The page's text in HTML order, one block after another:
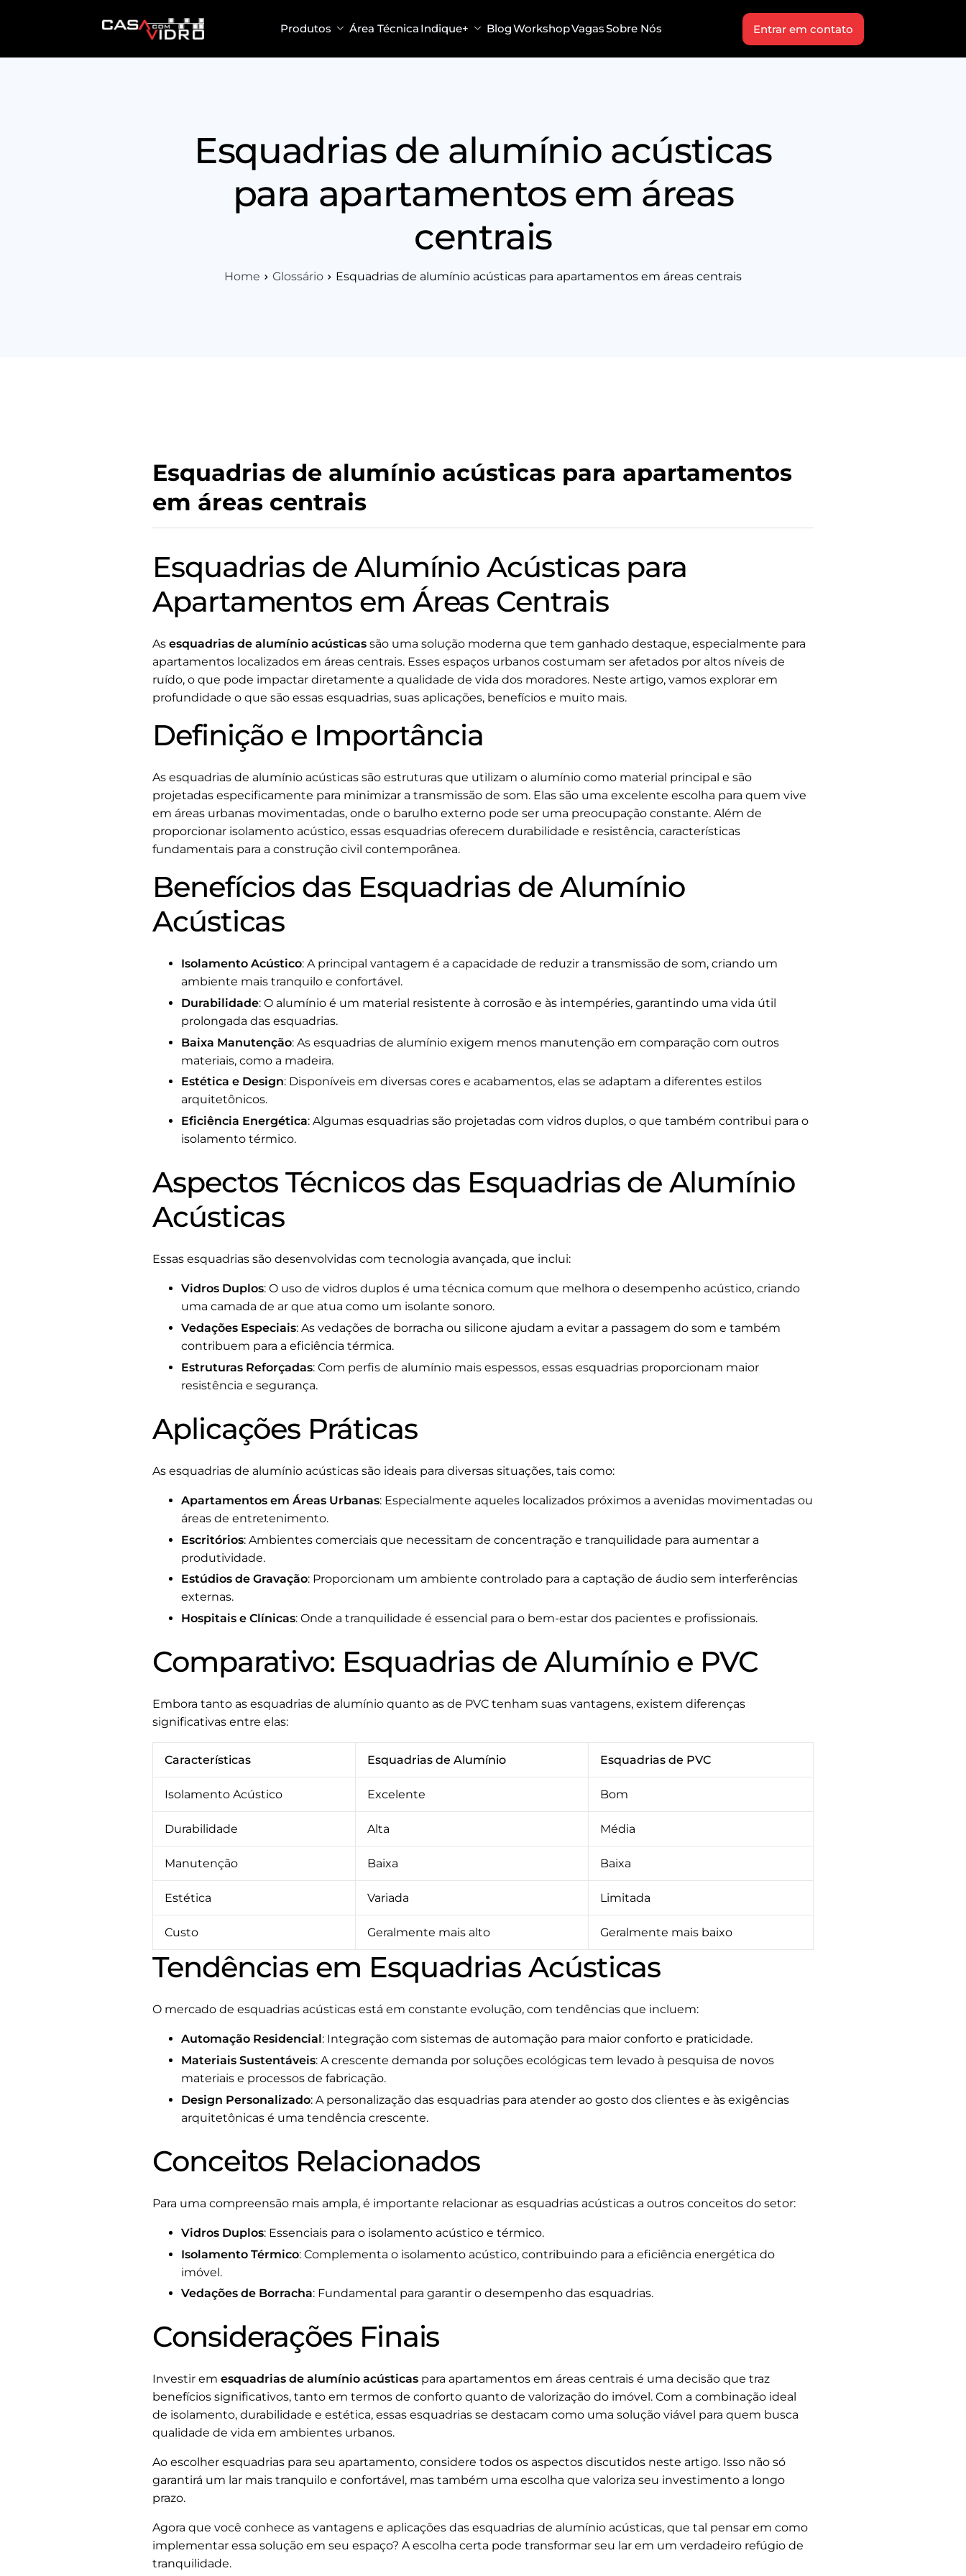
Produtos Área Técnica Indique+ BlogWorkshopVagasSobre Nós Entrar em contato
Esquadrias de alumínio acústicas
para apartamentos em áreas
centrais
Home Glossário Esquadrias de alumínio acústicas para apartamentos em áreas centrais
Esquadrias de alumínio acústicas para apartamentos
em áreas centrais
Esquadrias de Alumínio Acústicas para
Apartamentos em Áreas Centrais
As esquadrias de alumínio acústicas são uma solução moderna que tem ganhado destaque, especialmente para
apartamentos localizados em áreas centrais. Esses espaços urbanos costumam ser afetados por altos níveis de
ruído, o que pode impactar diretamente a qualidade de vida dos moradores. Neste artigo, vamos explorar em
profundidade o que são essas esquadrias, suas aplicações, benefícios e muito mais.
Definição e Importância
As esquadrias de alumínio acústicas são estruturas que utilizam o alumínio como material principal e são
projetadas especificamente para minimizar a transmissão de som. Elas são uma excelente escolha para quem vive
em áreas urbanas movimentadas, onde o barulho externo pode ser uma preocupação constante. Além de
proporcionar isolamento acústico, essas esquadrias oferecem durabilidade e resistência, características
fundamentais para a construção civil contemporânea.
Benefícios das Esquadrias de Alumínio
Acústicas
Isolamento Acústico: A principal vantagem é a capacidade de reduzir a transmissão de som, criando um
ambiente mais tranquilo e confortável.
Durabilidade: O alumínio é um material resistente à corrosão e às intempéries, garantindo uma vida útil
prolongada das esquadrias.
Baixa Manutenção: As esquadrias de alumínio exigem menos manutenção em comparação com outros
materiais, como a madeira.
Estética e Design: Disponíveis em diversas cores e acabamentos, elas se adaptam a diferentes estilos
arquitetônicos.
Eficiência Energética: Algumas esquadrias são projetadas com vidros duplos, o que também contribui para o
isolamento térmico.
Aspectos Técnicos das Esquadrias de Alumínio
Acústicas
Essas esquadrias são desenvolvidas com tecnologia avançada, que inclui:
Vidros Duplos: O uso de vidros duplos é uma técnica comum que melhora o desempenho acústico, criando
uma camada de ar que atua como um isolante sonoro.
Vedações Especiais: As vedações de borracha ou silicone ajudam a evitar a passagem do som e também
contribuem para a eficiência térmica.
Estruturas Reforçadas: Com perfis de alumínio mais espessos, essas esquadrias proporcionam maior
resistência e segurança.
Aplicações Práticas
As esquadrias de alumínio acústicas são ideais para diversas situações, tais como:
Apartamentos em Áreas Urbanas: Especialmente aqueles localizados próximos a avenidas movimentadas ou
áreas de entretenimento.
Escritórios: Ambientes comerciais que necessitam de concentração e tranquilidade para aumentar a
produtividade.
Estúdios de Gravação: Proporcionam um ambiente controlado para a captação de áudio sem interferências
externas.
Hospitais e Clínicas: Onde a tranquilidade é essencial para o bem-estar dos pacientes e profissionais.
Comparativo: Esquadrias de Alumínio e PVC
Embora tanto as esquadrias de alumínio quanto as de PVC tenham suas vantagens, existem diferenças
significativas entre elas:
Características Esquadrias de Alumínio Esquadrias de PVC
Isolamento Acústico Excelente Bom
Durabilidade Alta Média
Manutenção Baixa Baixa
Estética Variada Limitada
Custo Geralmente mais alto Geralmente mais baixo
Tendências em Esquadrias Acústicas
O mercado de esquadrias acústicas está em constante evolução, com tendências que incluem:
Automação Residencial: Integração com sistemas de automação para maior conforto e praticidade.
Materiais Sustentáveis: A crescente demanda por soluções ecológicas tem levado à pesquisa de novos
materiais e processos de fabricação.
Design Personalizado: A personalização das esquadrias para atender ao gosto dos clientes e às exigências
arquitetônicas é uma tendência crescente.
Conceitos Relacionados
Para uma compreensão mais ampla, é importante relacionar as esquadrias acústicas a outros conceitos do setor:
Vidros Duplos: Essenciais para o isolamento acústico e térmico.
Isolamento Térmico: Complementa o isolamento acústico, contribuindo para a eficiência energética do
imóvel.
Vedações de Borracha: Fundamental para garantir o desempenho das esquadrias.
Considerações Finais
Investir em esquadrias de alumínio acústicas para apartamentos em áreas centrais é uma decisão que traz
benefícios significativos, tanto em termos de conforto quanto de valorização do imóvel. Com a combinação ideal
de isolamento, durabilidade e estética, essas esquadrias se destacam como uma solução viável para quem busca
qualidade de vida em ambientes urbanos.
Ao escolher esquadrias para seu apartamento, considere todos os aspectos discutidos neste artigo. Isso não só
garantirá um lar mais tranquilo e confortável, mas também uma escolha que valoriza seu investimento a longo
prazo.
Agora que você conhece as vantagens e aplicações das esquadrias de alumínio acústicas, que tal pensar em como
implementar essa solução em seu espaço? A escolha certa pode transformar seu lar em um verdadeiro refúgio de
tranquilidade.